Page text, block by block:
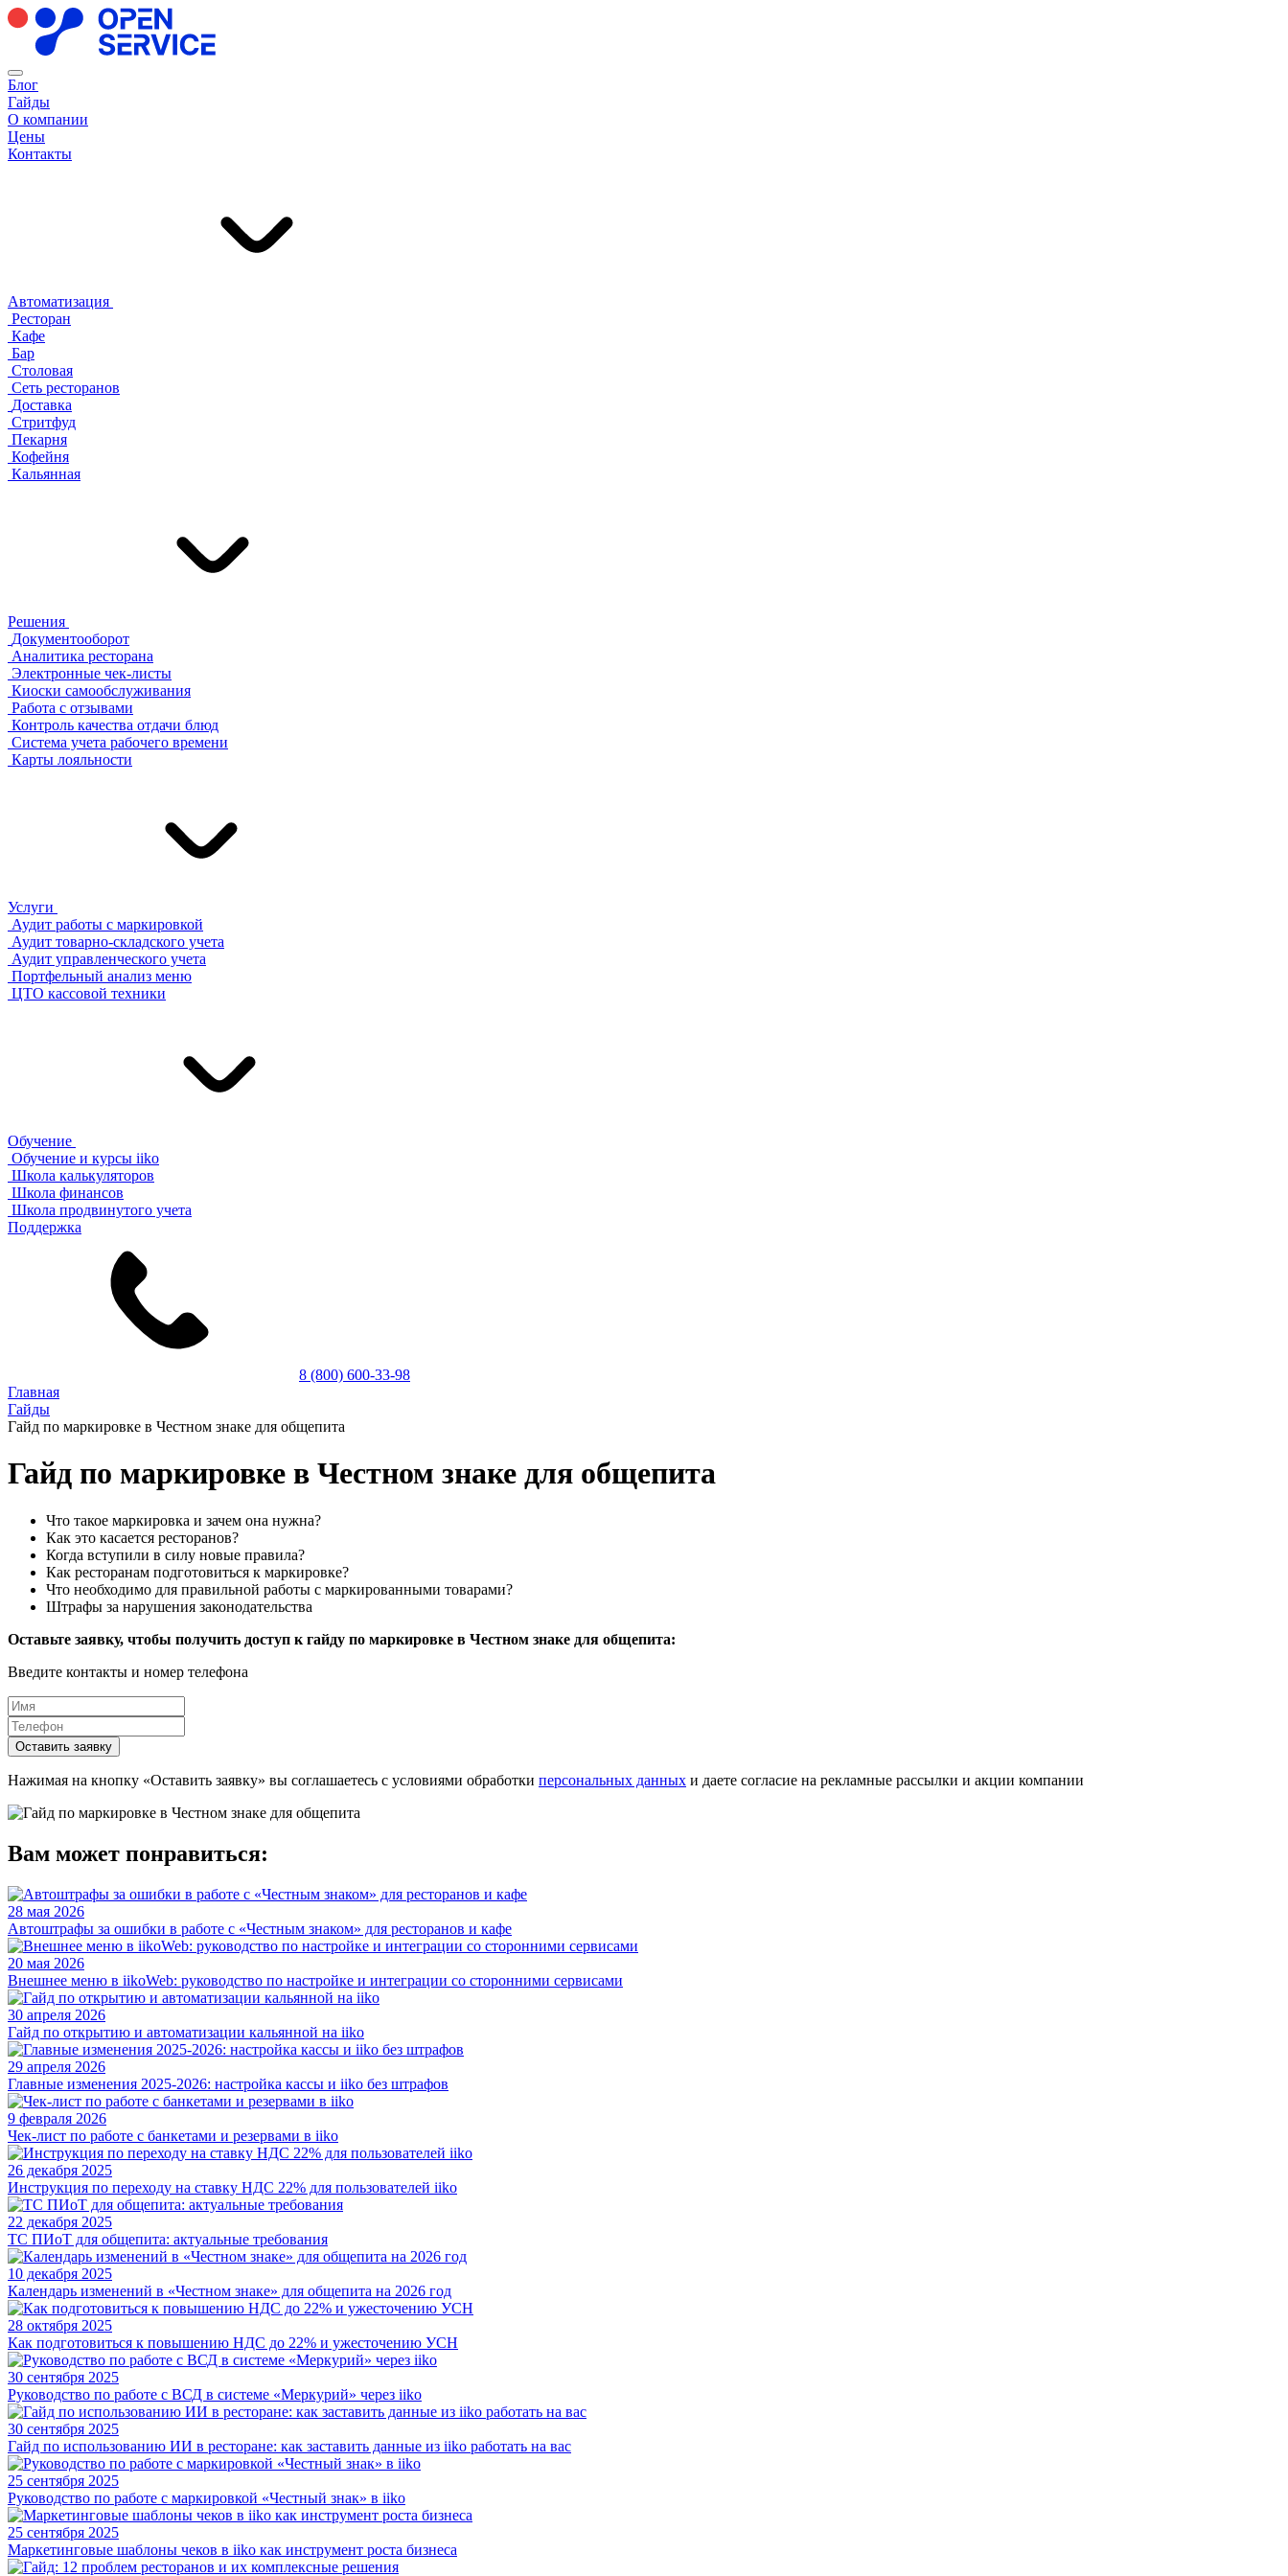
Блог
Гайды
О компании
Цены
Контакты
Автоматизация
Ресторан
Кафе
Бар
Столовая
Сеть ресторанов
Доставка
Стритфуд
Пекарня
Кофейня
Кальянная
Решения
Документооборот
Аналитика ресторана
Электронные чек-листы
Киоски самообслуживания
Работа с отзывами
Контроль качества отдачи блюд
Система учета рабочего времени
Карты лояльности
Услуги
Аудит работы с маркировкой
Аудит товарно-складского учета
Аудит управленческого учета
Портфельный анализ меню
ЦТО кассовой техники
Обучение
Обучение и курсы iiko
Школа калькуляторов
Школа финансов
Школа продвинутого учета
Поддержка
8 (800) 600-33-98
Главная
Гайды
Гайд по маркировке в Честном знаке для общепита
Гайд по маркировке в Честном знаке для общепита
Что такое маркировка и зачем она нужна?
Как это касается ресторанов?
Когда вступили в силу новые правила?
Как ресторанам подготовиться к маркировке?
Что необходимо для правильной работы с маркированными товарами?
Штрафы за нарушения законодательства
Оставьте заявку, чтобы получить доступ к гайду по маркировке в Честном знаке для общепита:
Введите контакты и номер телефона
Оставить заявку
Нажимая на кнопку «Оставить заявку» вы соглашаетесь с условиями обработки персональных данных и даете согласие на рекламные рассылки и акции компании
Вам может понравиться:
28 мая 2026
Автоштрафы за ошибки в работе с «Честным знаком» для ресторанов и кафе
20 мая 2026
Внешнее меню в iikoWeb: руководство по настройке и интеграции со сторонними сервисами
30 апреля 2026
Гайд по открытию и автоматизации кальянной на iiko
29 апреля 2026
Главные изменения 2025-2026: настройка кассы и iiko без штрафов
9 февраля 2026
Чек-лист по работе с банкетами и резервами в iiko
26 декабря 2025
Инструкция по переходу на ставку НДС 22% для пользователей iiko
22 декабря 2025
ТС ПИоТ для общепита: актуальные требования
10 декабря 2025
Календарь изменений в «Честном знаке» для общепита на 2026 год
28 октября 2025
Как подготовиться к повышению НДС до 22% и ужесточению УСН
30 сентября 2025
Руководство по работе с ВСД в системе «Меркурий» через iiko
30 сентября 2025
Гайд по использованию ИИ в ресторане: как заставить данные из iiko работать на вас
25 сентября 2025
Руководство по работе с маркировкой «Честный знак» в iiko
25 сентября 2025
Маркетинговые шаблоны чеков в iiko как инструмент роста бизнеса